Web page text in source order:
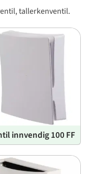
tallerkenventil.
innvendig 100 FF